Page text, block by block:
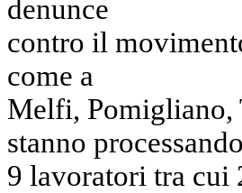
denunce
contro il
come a
Melfi, Pomigliano,
stanno processando
9 lavoratori tra cui